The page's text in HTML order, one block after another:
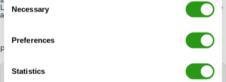
Selection
Necessary
Preferences
Statistics
Llame directamente al o envíe un mensaje
a info@fmtcsafety.com.
Preguntas frecuentes
¿Qué tipos de formación en seguridad ofrece el